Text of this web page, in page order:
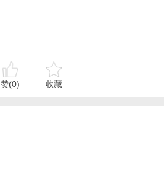
赞(0) 收藏